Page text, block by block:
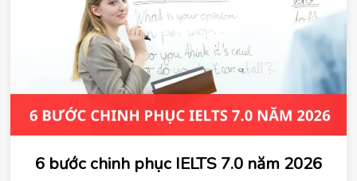
6 bước chinh phục IELTS 7.0 năm 2026